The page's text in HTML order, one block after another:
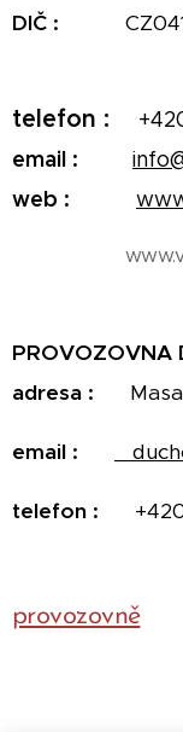
DIČ :
telefon :
email :
web :
PROVOZOVNA
adresa :
email :
telefon : +420
provozovně